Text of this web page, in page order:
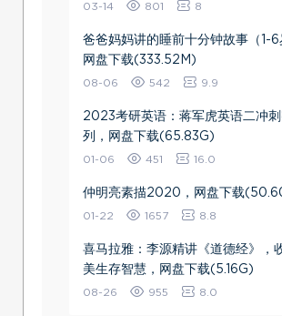
03-14 801 8
爸爸妈妈讲的睡前十分钟故事（1-6
网盘下载(333.52M)
08-06 542 9.9
2023考研英语：蒋军虎英语二冲
列，网盘下载(65.83G)
01-06 451 16.0
仲明亮素描2020，网盘下载
01-22 1657 8.8
喜马拉雅：李源精讲《道德经》，
美生存智慧，网盘下载(5.16G)
08-26 955 8.0